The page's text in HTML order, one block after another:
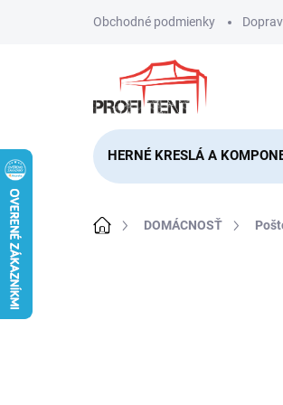
Obchodné podmienky
HERNÉ KRESLÁ A
DomovDOMÁCNOSŤ